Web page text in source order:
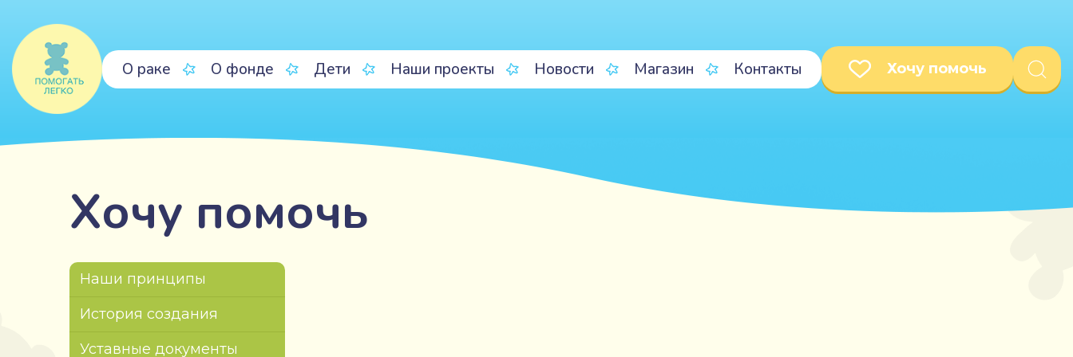
О раке О фонде Дети Наши проекты Новости Магазин Контакты Хочу помочь
Хочу помочь
Наши принципы
История создания
Уставные документы